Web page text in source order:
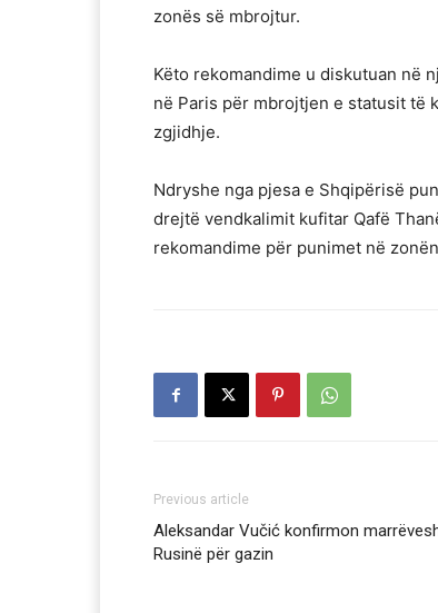
zonës së mbrojtur.
Këto rekomandime u diskutuan në
në Paris për mbrojtjen e statusit të
zgjidhje.
Ndryshe nga pjesa e Shqipërisë
drejtë vendkalimit kufitar Qafë
rekomandime për punimet në
Previous article
Aleksandar Vučić konfirmon
Rusinë për gazin